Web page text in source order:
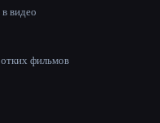
видео
фильмов